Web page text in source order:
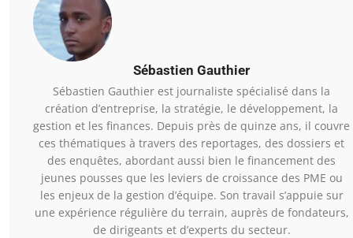
Sébastien Gauthier
Sébastien Gauthier est journaliste spécialisé dans la
création d’entreprise, la stratégie, le développement, la
gestion et les finances. Depuis près de quinze ans, il couvre
ces thématiques à travers des reportages, des dossiers et
des enquêtes, abordant aussi bien le financement des
jeunes pousses que les leviers de croissance des PME ou
les enjeux de la gestion d’équipe. Son travail s’appuie sur
une expérience régulière du terrain, auprès de fondateurs,
de dirigeants et d’experts du secteur.